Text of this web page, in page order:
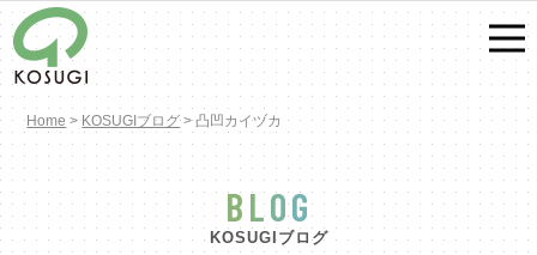
Home > KOSUGIブログ> 凸凹カイヅカ
BLOG
KOSUGIブログ